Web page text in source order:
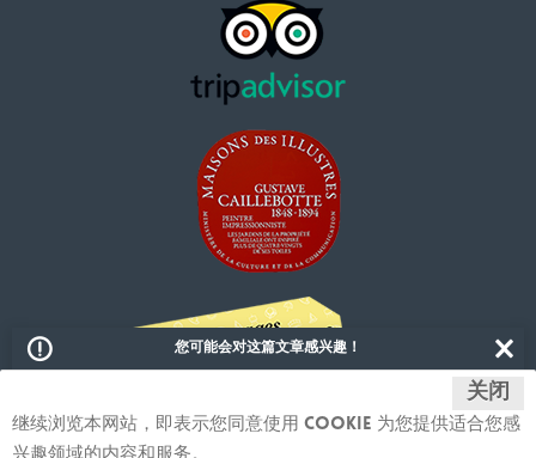
关闭
继续浏览本网站，即表示您同意使用 cookie 为您提供适合您感
您可能会对这篇文章感兴趣！
已发表 il y a un mois